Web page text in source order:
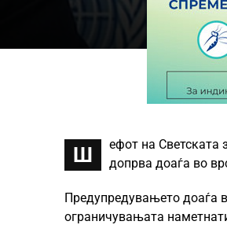
Ш
ефот на Светската
допрва доаѓа во
Предупредувањето доаѓа
ограничувањата